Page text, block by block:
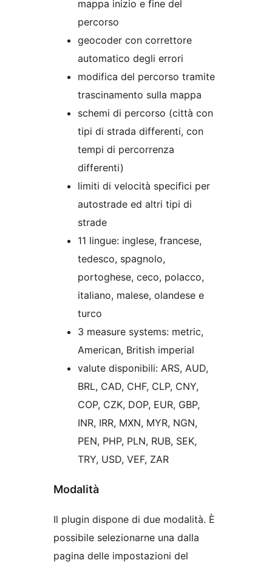
mappa inizio e fine del
percorso
geocoder con correttore
automatico degli errori
modifica del percorso tramite
trascinamento sulla mappa
schemi di percorso (città con
tipi di strada differenti, con
tempi di percorrenza
differenti)
limiti di velocità specifici per
autostrade ed altri tipi di
strade
11 lingue: inglese, francese,
tedesco, spagnolo,
portoghese, ceco, polacco,
italiano, malese, olandese e
turco
3 measure systems: metric,
American, British imperial
valute disponibili: ARS, AUD,
BRL, CAD, CHF, CLP, CNY,
COP, CZK, DOP, EUR, GBP,
INR, IRR, MXN, MYR, NGN,
PEN, PHP, PLN, RUB, SEK,
TRY, USD, VEF, ZAR
Modalità
Il plugin dispone di due modalità. È
possibile selezionarne una dalla
pagina delle impostazioni del